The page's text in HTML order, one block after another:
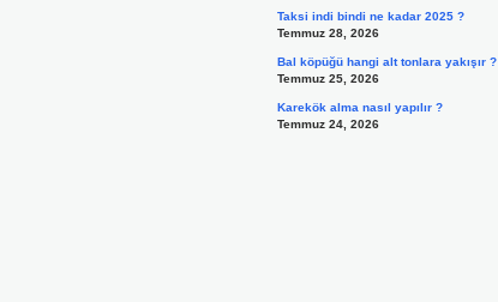
Taksi indi bindi ne kadar 2025 ?
Temmuz 28, 2026
Bal köpüğü hangi alt tonlara yakışır ?
Temmuz 25, 2026
Karekök alma nasıl yapılır ?
Temmuz 24, 2026